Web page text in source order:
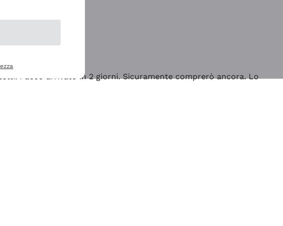
Pacco arrivato in 2 giorni. Sicuramente comprerò ancora. Lo